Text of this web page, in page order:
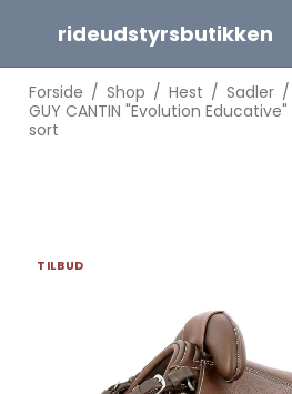
rideudstyrsbutikken
Forside / Shop / Hest / Sadler /
GUY CANTIN "Evolution
sort
TILBUD